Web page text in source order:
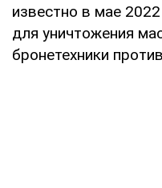
известно в мае
для уничтожения
бронетехники